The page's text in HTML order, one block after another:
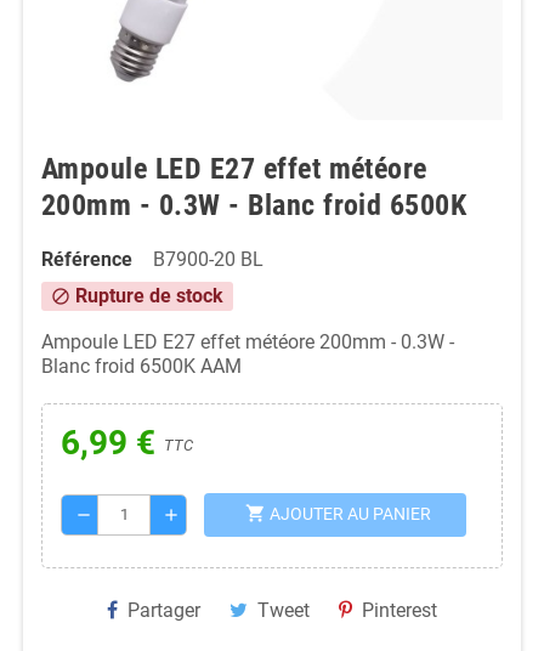
Ampoule LED E27 effet météore
200mm - 0.3W - Blanc froid 6500K
Référence B7900-20 BL
block Rupture de stock
Ampoule LED E27 effet météore 200mm - 0.3W -
Blanc froid 6500K AAM
6,99 € TTC
remove add shopping_cart AJOUTER AU PANIER
Partager Tweet Pinterest